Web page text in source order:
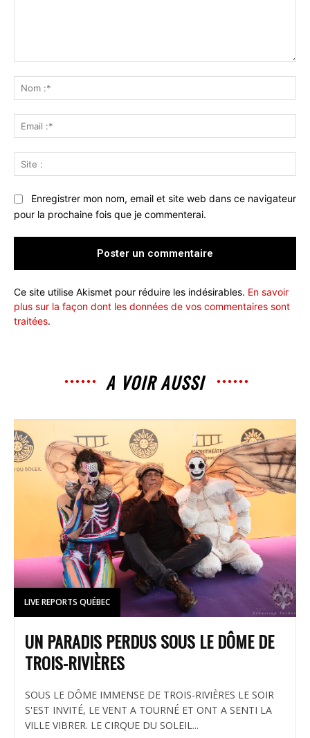
:*
:*
:
Enregistrer mon nom, email et site web dans ce navigateur
pour la prochaine fois que je commenterai.
Ce site utilise Akismet pour réduire les indésirables. En savoir
plus sur la façon dont les données de vos commentaires sont
traitées.
A VOIR AUSSI
LIVE REPORTS QUÉBEC
UN PARADIS PERDUS SOUS LE DÔME DE
TROIS-RIVIÈRES
SOUS LE DÔME IMMENSE DE TROIS-RIVIÈRES LE SOIR
S'EST INVITÉ, LE VENT A TOURNÉ ET ONT A SENTI LA
VILLE VIBRER. LE CIRQUE DU SOLEIL...